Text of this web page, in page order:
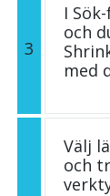
3
I
och
med
Välj
och